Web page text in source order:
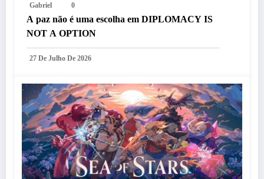
Gabriel 0
A paz não é uma escolha em DIPLOMACY IS
NOT A OPTION
27 De Julho De 2026